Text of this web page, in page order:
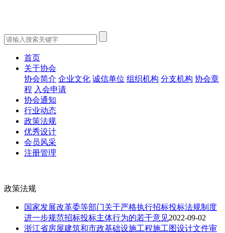
首页
关于协会
协会简介 企业文化 诚信单位 组织机构 分支机构 协会章
程 入会申请
协会通知
行业动态
政策法规
优秀设计
会员风采
注册管理
政策法规
国家发展改革委等部门关于严格执行招标投标法规制度
进一步规范招标投标主体行为的若干意见2022-09-02
浙江省房屋建筑和市政基础设施工程施工图设计文件审